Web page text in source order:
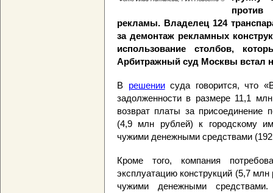
рекламы. Владелец 124
за демонтаж рекламных
использование столбов,
Арбитражный суд Москвы встал
В решениисуда говорится, что
задолженности в размере 11,1
возврат платы за присоединение
(4,9 млн рублей) к городскому
чужими денежными средствами
Кроме того, компания
эксплуатацию конструкций (5,7
чужими денежными